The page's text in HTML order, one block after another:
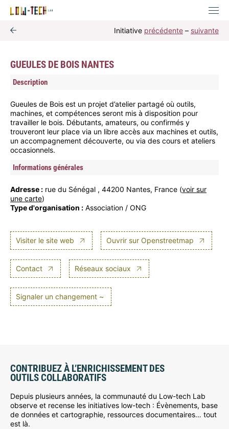
Initiative précédente – suivante
GUEULES DE BOIS NANTES
Description
Gueules de Bois est un projet d’atelier partagé où outils,
machines, et compétences seront mis à disposition pour
travailler le bois. Débutants, amateurs, ou confirmés y
trouveront leur place via un libre accès aux machines et outils,
un accompagnement découverte, ou via des cours et ateliers
occasionnels.
Informations générales
Adresse : rue du Sénégal , 44200 Nantes, France (voir sur
une carte)
Type d'organisation : Association / ONG
Visiter le site web Ouvrir sur Openstreetmap
Contact Réseaux sociaux
Signaler un changement ~
CONTRIBUEZ À L’ENRICHISSEMENT DES
OUTILS COLLABORATIFS
Depuis plusieurs années, la communauté du Low-tech Lab
observe et recense les initiatives low-tech : Évènements, base
de données et cartographie, ressources documentaires… tout
est là.